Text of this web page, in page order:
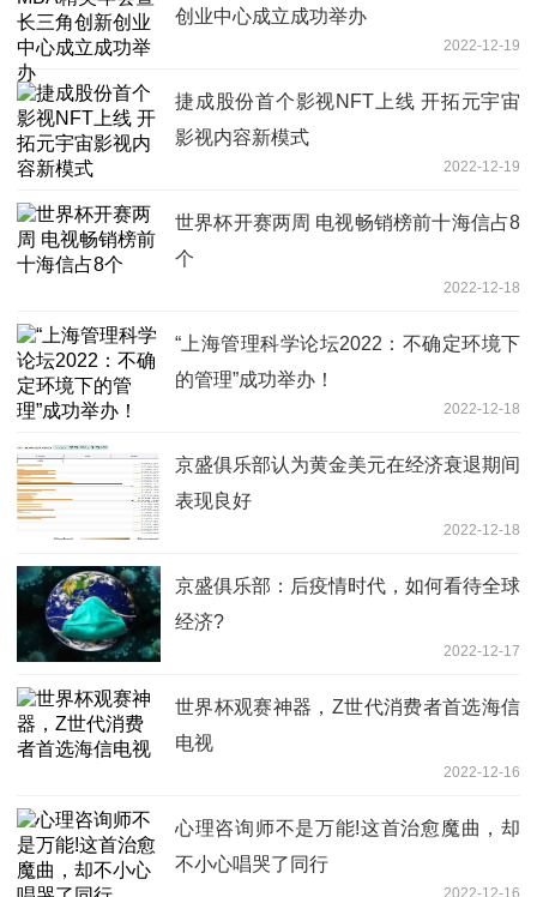
创业中心成立成功举办
2022-12-19
捷成股份首个影视NFT上线 开拓元宇宙
影视内容新模式
2022-12-19
世界杯开赛两周 电视畅销榜前十海信占8
个
2022-12-18
“上海管理科学论坛2022：不确定环境下
的管理”成功举办！
2022-12-18
京盛俱乐部认为黄金美元在经济衰退期间
表现良好
2022-12-18
京盛俱乐部：后疫情时代，如何看待全球
经济?
2022-12-17
世界杯观赛神器，Z世代消费者首选海信
电视
2022-12-16
心理咨询师不是万能!这首治愈魔曲，却
不小心唱哭了同行
2022-12-16